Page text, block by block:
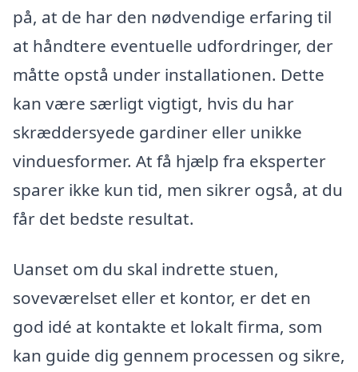
på, at de har den nødvendige erfaring til
at håndtere eventuelle udfordringer, der
måtte opstå under installationen. Dette
kan være særligt vigtigt, hvis du har
skræddersyede gardiner eller unikke
vinduesformer. At få hjælp fra eksperter
sparer ikke kun tid, men sikrer også, at du
får det bedste resultat.
Uanset om du skal indrette stuen,
soveværelset eller et kontor, er det en
god idé at kontakte et lokalt firma, som
kan guide dig gennem processen og sikre,